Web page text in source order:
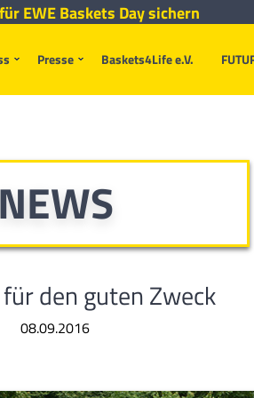
Presse Baskets4Life e.V.
EWE Baskets Day sichern
NEWS
den guten Zweck
08.09.2016